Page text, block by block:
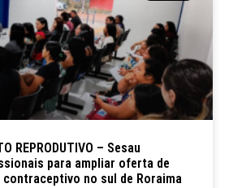
REPRODUTIVO – Sesau
para ampliar oferta de
contraceptivo no sul de Roraima